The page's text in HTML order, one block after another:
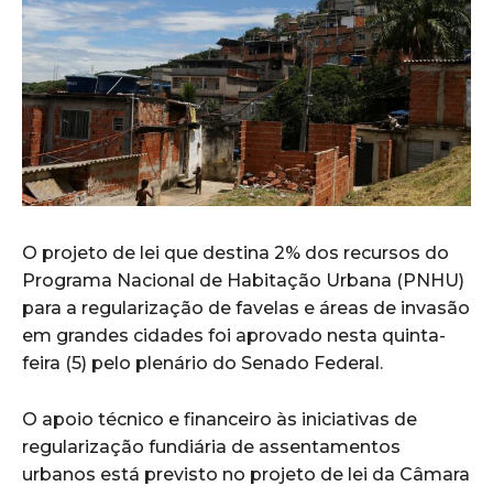
O projeto de lei que destina 2% dos recursos do
Programa Nacional de Habitação Urbana (PNHU)
para a regularização de favelas e áreas de invasão
em grandes cidades foi aprovado nesta quinta-
feira (5) pelo plenário do Senado Federal.
O apoio técnico e financeiro às iniciativas de
regularização fundiária de assentamentos
urbanos está previsto no projeto de lei da Câmara